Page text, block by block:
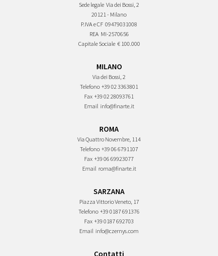
Sede legale Via dei Bossi, 2
20121 - Milano
P.IVA e CF 09479031008
REA MI-2570656
Capitale Sociale € 100.000
MILANO
Via dei Bossi, 2
Telefono +39 02 3363801
Fax +39 02 28093761
Email info@finarte.it
ROMA
Via Quattro Novembre, 114
Telefono +39 06 6791107
Fax +39 06 69923077
Email roma@finarte.it
SARZANA
Piazza Vittorio Veneto, 17
Telefono +39 0187 691376
Fax +39 0187 692703
Email info@czernys.com
Contatti